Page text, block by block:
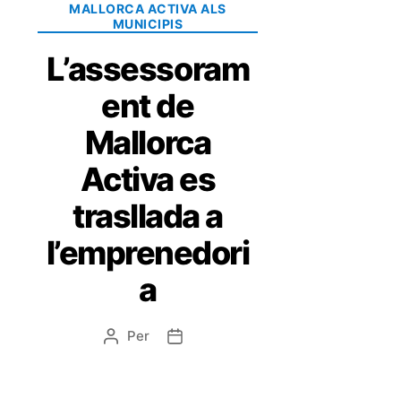
MALLORCA ACTIVA ALS
MUNICIPIS
L’assessoram
ent de
Mallorca
Activa es
trasllada a
l’emprenedori
a
Per